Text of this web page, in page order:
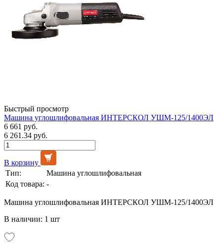
Быстрый просмотр
Машина углошлифовальная ИНТЕРСКОЛ УШМ-125/1400ЭЛ
6 661 руб.
6 261.34 руб.
В корзину
Тип:
Машина углошлифовальная
Код товара: -
Машина углошлифовальная ИНТЕРСКОЛ УШМ-125/1400ЭЛ
В наличии: 1 шт